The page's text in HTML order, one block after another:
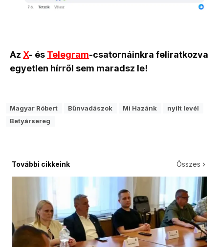
Az X- és Telegram-csatornáinkra feliratkozva
egyetlen hírről sem maradsz le!
Magyar Róbert Bűnvadászok Mi Hazánk
nyílt levél
Betyársereg
További cikkeink Összes